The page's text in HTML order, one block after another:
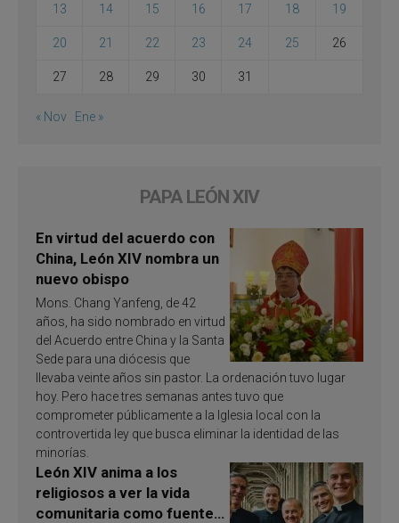
13 14 15 16 17 18 19
20 21 22 23 24 25 26
27 28 29 30 31
« Nov Ene »
PAPA LEÓN XIV
En virtud del acuerdo con
China, León XIV nombra un
nuevo obispo
Mons. Chang Yanfeng, de 42
años, ha sido nombrado en virtud
del Acuerdo entre China y la Santa
Sede para una diócesis que
llevaba veinte años sin pastor. La ordenación tuvo lugar
hoy. Pero hace tres semanas antes tuvo que
comprometer públicamente a la Iglesia local con la
controvertida ley que busca eliminar la identidad de las
minorías.
León XIV anima a los
religiosos a ver la vida
comunitaria como fuente